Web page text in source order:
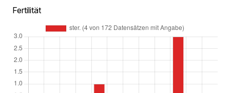
Fertilität